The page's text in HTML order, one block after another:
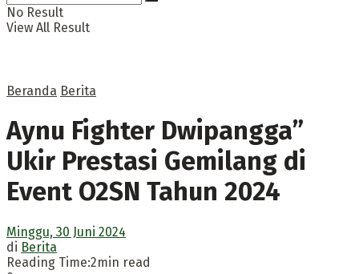
No Result
View All Result
Beranda Berita
Aynu Fighter Dwipangga”
Ukir Prestasi Gemilang di
Event O2SN Tahun 2024
Minggu, 30 Juni 2024
di Berita
Reading Time:2min read